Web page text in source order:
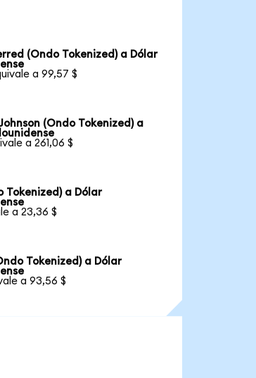
(Ondo Tokenized) a Dólar
a 99,57 $
(Ondo Tokenized) a
a 261,06 $
Tokenized) a Dólar
a 23,36 $
Tokenized) a Dólar
a 93,56 $